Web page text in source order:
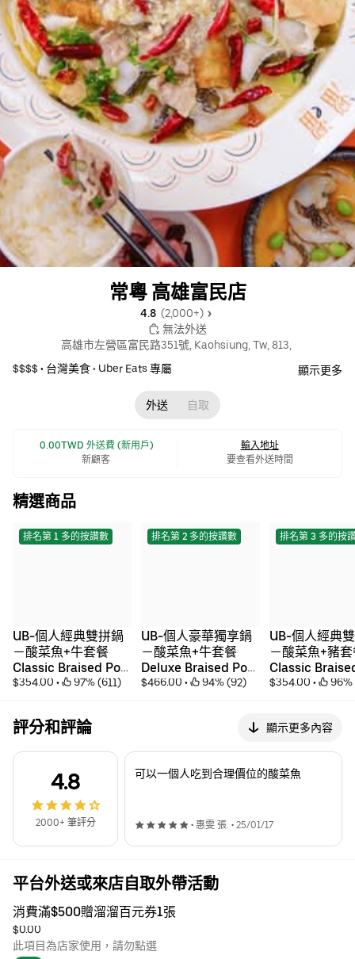
常粵 高雄富民店
4.8 (2,000+)
無法外送
高雄市左營區富民路351號, Kaohsiung, Tw, 813,
$$$$ • 台灣美食• Uber Eats 專屬 顯示更多
外送 自取
0.00TWD 外送費 (新用戶)
新顧客
輸入地址
要查看外送時間
精選商品
排名第 1 多的按讚數
UB-個人經典雙拼鍋
－酸菜魚+牛套餐
Classic Braised Pot
– Pickled Fish &
$354.00 • 97% (611)
排名第 2 多的按讚數
UB-個人豪華獨享鍋
－酸菜魚+牛套餐
Deluxe Braised Pot
– Pickled Fish &
$466.00 • 94% (92)
排名第 3 多的按
UB-個人經典
－酸菜魚+豬
Classic
– Pickled Fish
$354.00 • 96%
評分和評論 顯示更多內容
4.8
2000+ 筆評分
可以一個人吃到合理價位的酸菜魚
• 惠雯 張. •25/01/17
平台外送或來店自取外帶活動
消費滿$500贈溜溜百元券1張
$0.00
此項目為店家使用，請勿點選